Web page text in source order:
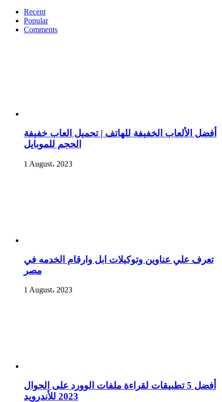
Recent
Popular
Comments
أفضل الألعاب الخفيفة للهاتف | تحميل العاب خفيفة
الحجم للموبايل
1 August، 2023
تعرف علي عناوين وتوكيلات ابل وارقام الخدمه في
مصر
1 August، 2023
أفضل 5 تطبيقات لقراءة ملفات الوورد على الجوال
2023 للأندرويد